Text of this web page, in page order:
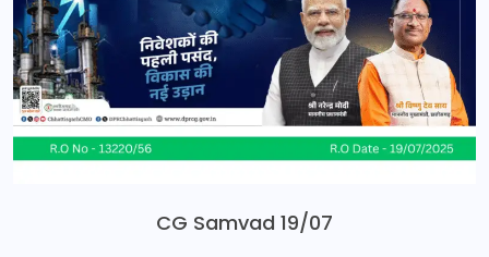
CG Samvad 19/07